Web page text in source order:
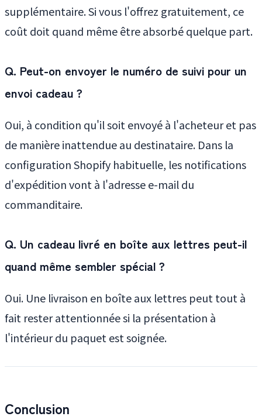
supplémentaire. Si vous l'offrez gratuitement, ce
coût doit quand même être absorbé quelque part.
Q. Peut-on envoyer le numéro de suivi pour un
envoi cadeau ?
Oui, à condition qu'il soit envoyé à l'acheteur et pas
de manière inattendue au destinataire. Dans la
configuration Shopify habituelle, les notifications
d'expédition vont à l'adresse e-mail du
commanditaire.
Q. Un cadeau livré en boîte aux lettres peut-il
quand même sembler spécial ?
Oui. Une livraison en boîte aux lettres peut tout à
fait rester attentionnée si la présentation à
l'intérieur du paquet est soignée.
Conclusion